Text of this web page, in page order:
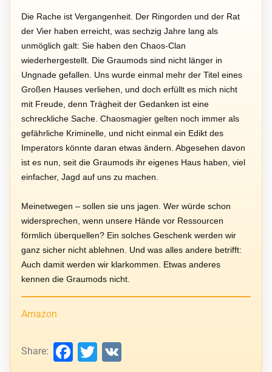
Die Rache ist Vergangenheit. Der Ringorden und der Rat
der Vier haben erreicht, was sechzig Jahre lang als
unmöglich galt: Sie haben den Chaos-Clan
wiederhergestellt. Die Graumods sind nicht länger in
Ungnade gefallen. Uns wurde einmal mehr der Titel eines
Großen Hauses verliehen, und doch erfüllt es mich nicht
mit Freude, denn Trägheit der Gedanken ist eine
schreckliche Sache. Chaosmagier gelten noch immer als
gefährliche Kriminelle, und nicht einmal ein Edikt des
Imperators könnte daran etwas ändern. Abgesehen davon
ist es nun, seit die Graumods ihr eigenes Haus haben, viel
einfacher, Jagd auf uns zu machen.
Meinetwegen – sollen sie uns jagen. Wer würde schon
widersprechen, wenn unsere Hände vor Ressourcen
förmlich überquellen? Ein solches Geschenk werden wir
ganz sicher nicht ablehnen. Und was alles andere betrifft:
Auch damit werden wir klarkommen. Etwas anderes
kennen die Graumods nicht.
Amazon
Share: Facebook
Twitter